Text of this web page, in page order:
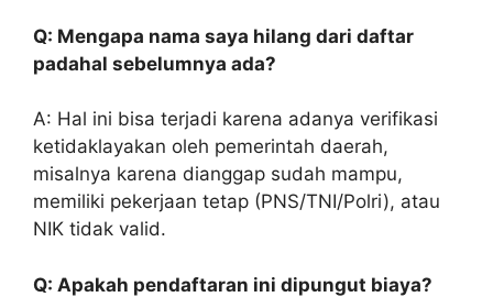
Q: Mengapa nama saya hilang dari daftar
padahal sebelumnya ada?
A: Hal ini bisa terjadi karena adanya verifikasi
ketidaklayakan oleh pemerintah daerah,
misalnya karena dianggap sudah mampu,
memiliki pekerjaan tetap (PNS/TNI/Polri), atau
NIK tidak valid.
Q: Apakah pendaftaran ini dipungut biaya?